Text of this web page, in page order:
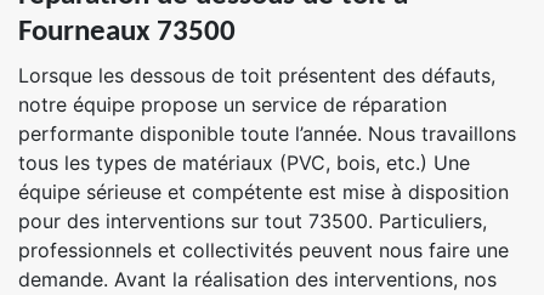
Fourneaux 73500
Lorsque les dessous de toit présentent des défauts,
notre équipe propose un service de réparation
performante disponible toute l’année. Nous travaillons
tous les types de matériaux (PVC, bois, etc.) Une
équipe sérieuse et compétente est mise à disposition
pour des interventions sur tout 73500. Particuliers,
professionnels et collectivités peuvent nous faire une
demande. Avant la réalisation des interventions, nos